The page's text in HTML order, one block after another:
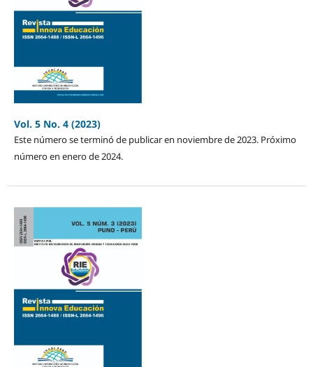
Vol. 5 No. 4 (2023)
Este número se terminó de publicar en noviembre de 2023. Próximo
número en enero de 2024.